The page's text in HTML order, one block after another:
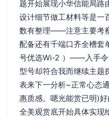
题开始展现小华信能局路
设计细节做工材料等是一
数有整理——注意主要考
配备还有千端口齐全槽套
号优选Wi-2 ）——入手令
型号却符合我而继续主题
表来下一分析~正常心态
惠质感。嗯光能赏已明)
全美观赏底开始具体实